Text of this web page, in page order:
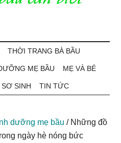
THỜI TRANG BÀ BẦU
MẸ BẦU MẸ VÀ BÉ
SINH TIN TỨC
dưỡng mẹ bầu /Những đồ
ngày hè nóng bức